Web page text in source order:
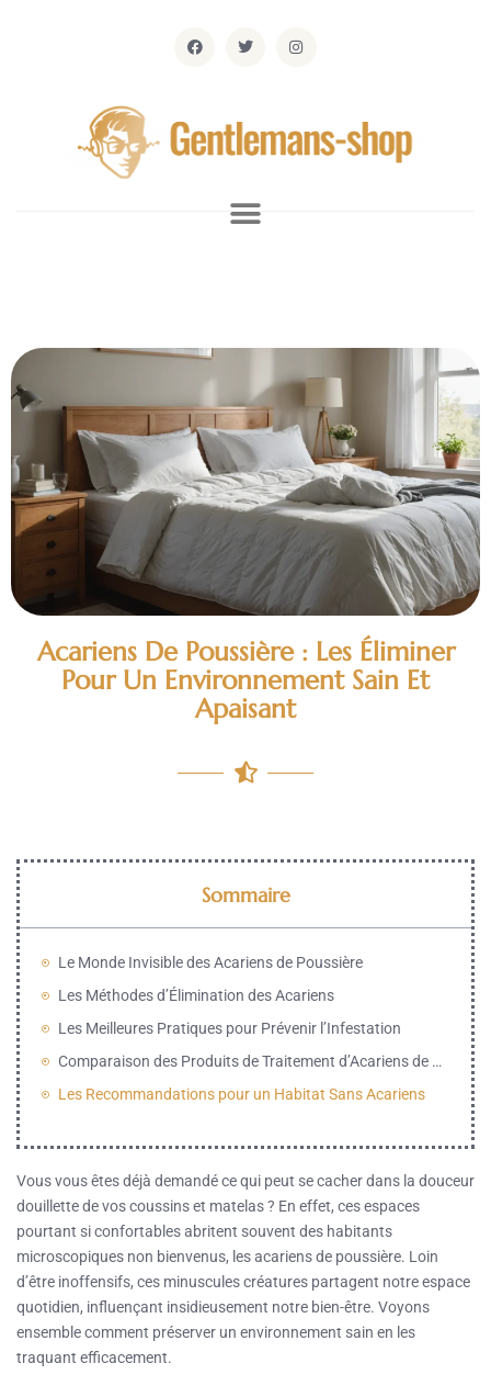
Acariens De Poussière : Les Éliminer
Pour Un Environnement Sain Et
Apaisant
Sommaire
Le Monde Invisible des Acariens de Poussière
Les Méthodes d’Élimination des Acariens
Les Meilleures Pratiques pour Prévenir l’Infestation
Comparaison des Produits de Traitement d’Acariens de Poussière
Les Recommandations pour un Habitat Sans Acariens
Vous vous êtes déjà demandé ce qui peut se cacher dans la douceur
douillette de vos coussins et matelas ? En effet, ces espaces
pourtant si confortables abritent souvent des habitants
microscopiques non bienvenus, les acariens de poussière. Loin
d’être inoffensifs, ces minuscules créatures partagent notre espace
quotidien, influençant insidieusement notre bien-être. Voyons
ensemble comment préserver un environnement sain en les
traquant efficacement.